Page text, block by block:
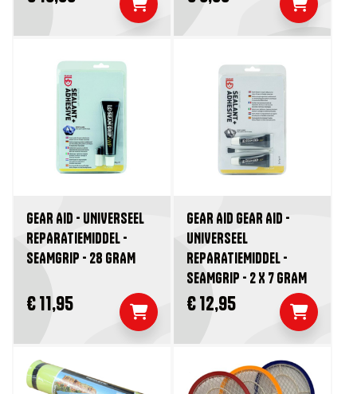
GEAR AID - UNIVERSEEL
REPARATIEMIDDEL -
SEAMGRIP - 28 GRAM
€ 11,95
GEAR AID GEAR AID -
UNIVERSEEL
REPARATIEMIDDEL -
SEAMGRIP - 2 X 7 GRAM
€ 12,95